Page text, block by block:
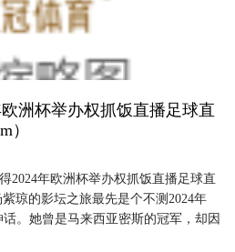
洲杯举办权抓饭直播足球直
）
2024年欧洲杯举办权抓饭直播足球直
琼的影坛之旅最先是个不测2024年
。她曾是马来西亚密斯的冠军，却因